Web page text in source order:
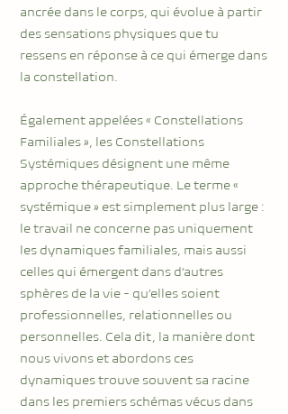
ancrée dans le corps, qui évolue à partir
des sensations physiques que tu
ressens en réponse à ce qui émerge dans
la constellation.
Également appelées « Constellations
Familiales », les Constellations
Systémiques désignent une même
approche thérapeutique. Le terme «
systémique » est simplement plus large :
le travail ne concerne pas uniquement
les dynamiques familiales, mais aussi
celles qui émergent dans d’autres
sphères de la vie - qu’elles soient
professionnelles, relationnelles ou
personnelles. Cela dit, la manière dont
nous vivons et abordons ces
dynamiques trouve souvent sa racine
dans les premiers schémas vécus dans